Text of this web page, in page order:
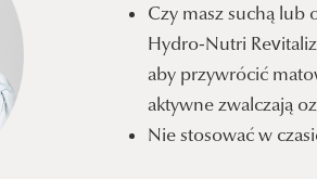
Czy masz suchą lub
Hydro-Nutri
aby przywrócić
aktywne zwalczają
Nie stosować w